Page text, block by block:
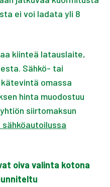
ei voi ladata yli 8
kiinteä latauslaite,
Sähkö- tai
omassa
hinta muodostuu
siirtomaksun
sähköautoilussa
oiva valinta kotona